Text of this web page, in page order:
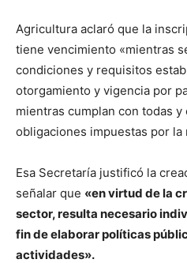
Agricultura aclaró que la
tiene vencimiento «mientras
condiciones y requisitos
otorgamiento y vigencia por
mientras cumplan con todas y
obligaciones impuestas por la
Esa Secretaría justificó la
señalar que «en virtud de la
sector, resulta necesario
fin de elaborar políticas
actividades».